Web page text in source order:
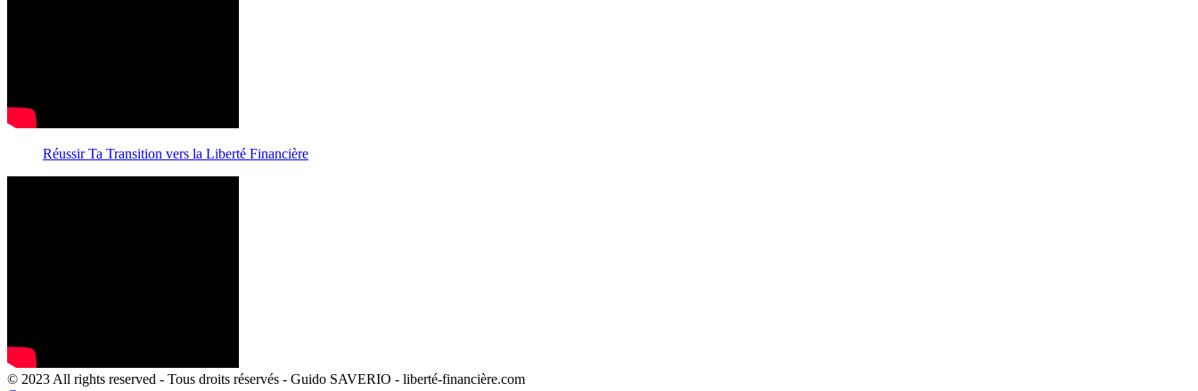
Réussir Ta Transition vers la Liberté Financière
© 2023 All rights reserved - Tous droits réservés - Guido SAVERIO - liberté-financière.com